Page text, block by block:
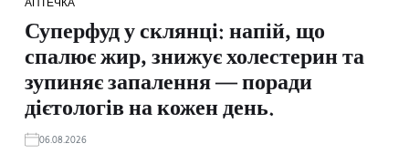
Суперфуд у склянці: напій, що
спалює жир, знижує холестерин та
зупиняє запалення — поради
дієтологів на кожен день.
06.08.2026